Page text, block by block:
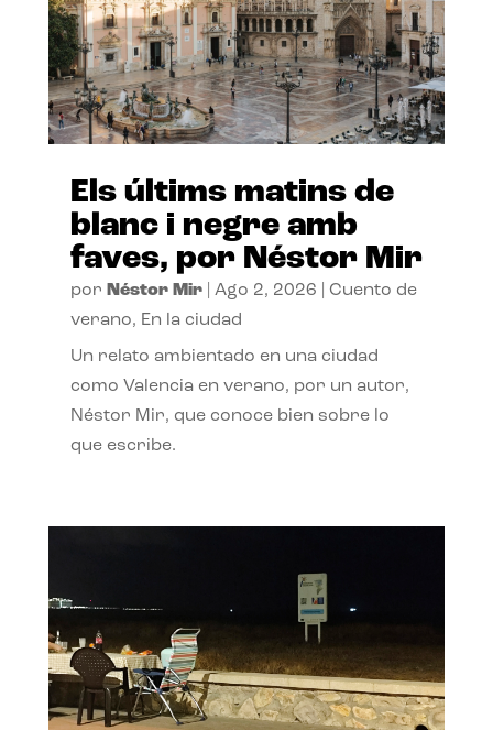
Els últims matins de
blanc i negre amb
faves, por Néstor Mir
por Néstor Mir| Ago 2, 2026
Cuento de
verano, En la ciudad
Un relato ambientado en una ciudad
como Valencia en verano, por un autor,
Néstor Mir, que conoce bien sobre lo
que escribe.